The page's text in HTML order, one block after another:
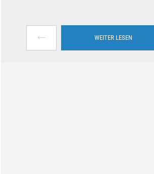
← WEITER LESEN